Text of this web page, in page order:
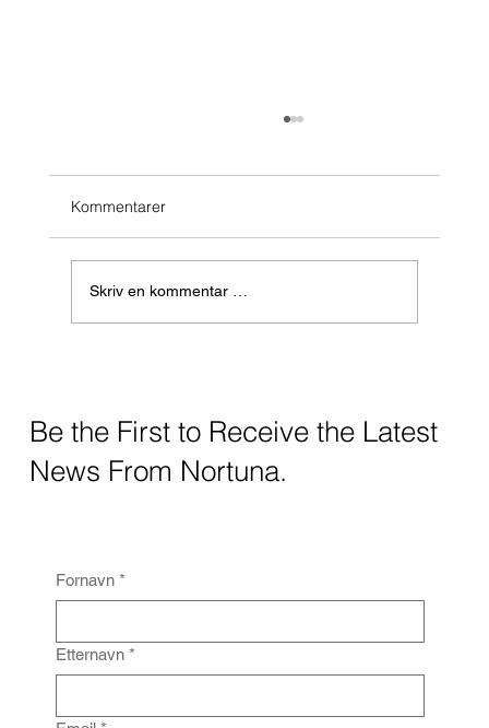
Kommentarer
Skriv en kommentar …
Be the First to Receive the Latest
News From Nortuna.
Fornavn *
Etternavn *